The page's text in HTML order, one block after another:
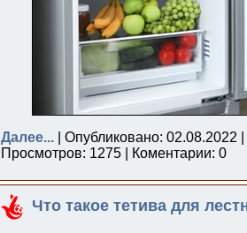
Далее... | Опубликовано: 02.08.2022 |
Просмотров: 1275 | Коментарии: 0
Что такое тетива для